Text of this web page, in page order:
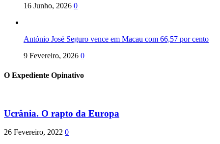
16 Junho, 2026 0
António José Seguro vence em Macau com 66,57 por cento
9 Fevereiro, 2026 0
O Expediente Opinativo
Ucrânia. O rapto da Europa
26 Fevereiro, 2022 0